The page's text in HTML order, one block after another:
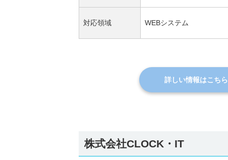
対応領域 WEBシステム
詳しい情報はこちら
株式会社CLOCK・IT